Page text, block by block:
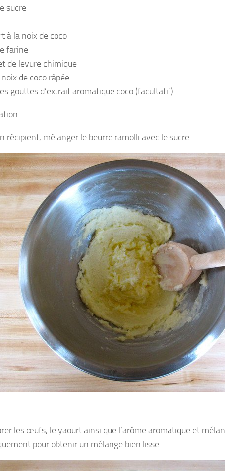
sucre
à la noix de coco
farine
de levure chimique
de coco râpée
gouttes d’extrait aromatique coco (facultatif)
récipient, mélanger le beurre ramolli avec le sucre.
les œufs, le yaourt ainsi que l’arôme aromatique et
pour obtenir un mélange bien lisse.